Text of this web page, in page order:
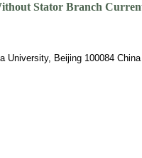
Stator Branch
University, Beijing 100084 China